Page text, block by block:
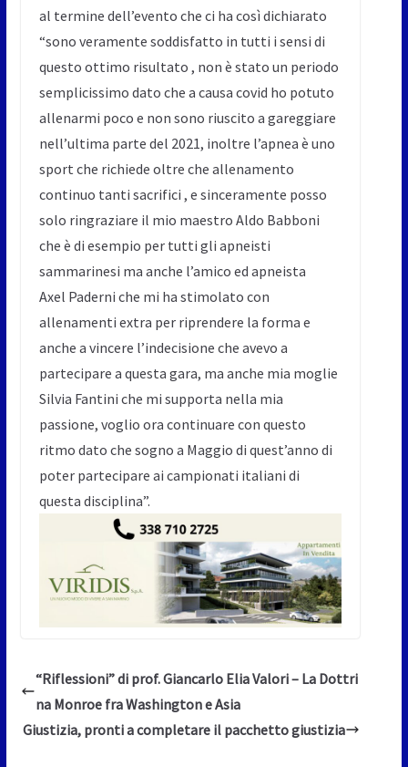
al termine dell’evento che ci ha così dichiarato
“sono veramente soddisfatto in tutti i sensi di
questo ottimo risultato , non è stato un periodo
semplicissimo dato che a causa covid ho potuto
allenarmi poco e non sono riuscito a gareggiare
nell’ultima parte del 2021, inoltre l’apnea è uno
sport che richiede oltre che allenamento
continuo tanti sacrifici , e sinceramente posso
solo ringraziare il mio maestro Aldo Babboni
che è di esempio per tutti gli apneisti
sammarinesi ma anche l’amico ed apneista
Axel Paderni che mi ha stimolato con
allenamenti extra per riprendere la forma e
anche a vincere l’indecisione che avevo a
partecipare a questa gara, ma anche mia moglie
Silvia Fantini che mi supporta nella mia
passione, voglio ora continuare con questo
ritmo dato che sogno a Maggio di quest’anno di
poter partecipare ai campionati italiani di
questa disciplina”.
“Riflessioni” di prof. Giancarlo Elia Valori – La Dottri
na Monroe fra Washington e Asia
Giustizia, pronti a completare il pacchetto giustizia